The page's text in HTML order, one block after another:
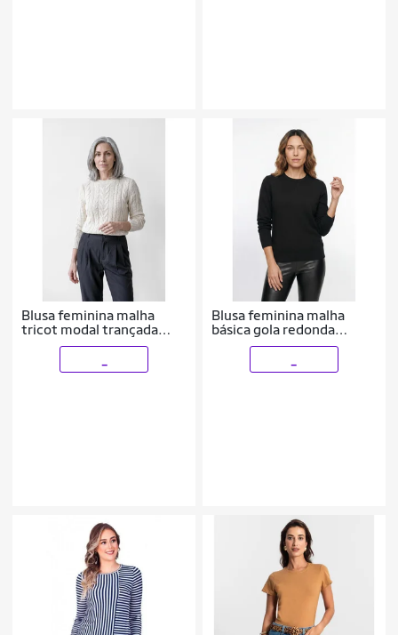
Blusa feminina malha
tricot modal trançada
61909
Blusa feminina malha
básica gola redonda
61319